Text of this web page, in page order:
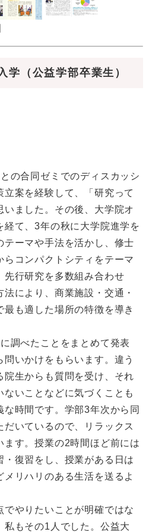
学（公益学部卒業生）
の合同ゼミでのディスカッシ
立案を経験して、「研究って
いました。その後、大学院オ
経て、3年の秋に大学院進学を
テーマや手法を活かし、修士
コンパクトシティをテーマ
先行研究を多数組み合わせ
により、商業施設・交通・
も適した場所の特徴を導き
調べたことをまとめて発表
問いかけをもらいます。違う
院生からも質問を受け、それ
いことなどに気づくことも
時間です。学部3年次から同
だいているので、リラックス
ます。授業の2時間ほど前には
復習をし、授業がある日は
リハリのある生活を送るよ
やりたいことが明確ではな
私もその1人でした。公益大